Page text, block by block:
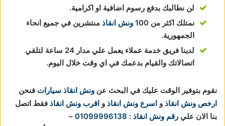
لن نطالبك بدفع رسوم اضافية او اكرامية.
نمتلك اكثر من 100
ونش انقاذ منتشرين في جميع انحاء
الجمهورية.
لدينا فريق خدمة عملاء يعمل علي مدار 24 ساعة لتلقي
اتصالاتك والقيام بدعمك في اي وقت خلال اليوم.
نقوم بتوفير الوقت عليك في البحث عن ونش انقاذ سيارات فنحن
ارخص ونش انقاذ و اسرع ونش انقاذ و اقرب ونش انقاذ فقط اتصل
بنا الان علي رقم ونش انقاذ :
01099996138
–